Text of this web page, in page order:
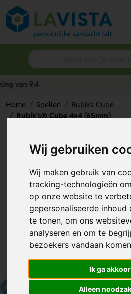
Wij gebruiken
Wij maken gebruik van
tracking-technologieën
op onze website te
gepersonaliseerde inhoud
te tonen, om ons
analyseren en om te
bezoekers vandaan
Ik ga
Alleen
Snelle
Home Spellen
Rubiks Cube
Rubik’s® Cube 4×4 (65mm)
Rubik’s® Cube
Artikelnummer: 311640